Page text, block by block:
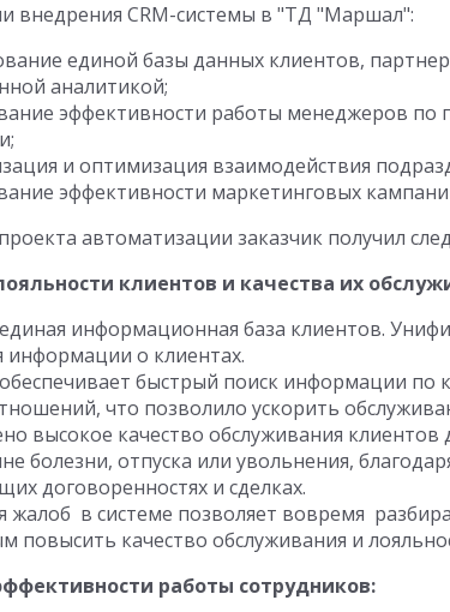
внедрения CRM-системы в "ТД "Маршал":
единой базы данных клиентов,
аналитикой;
эффективности работы менеджеров по
и оптимизация взаимодействия
эффективности маркетинговых
автоматизации заказчик получил
клиентов и качества их
информационная база клиентов.
информации о клиентах.
быстрый поиск информации по
что позволило ускорить
высокое качество обслуживания
болезни, отпуска или увольнения,
договоренностях и сделках.
жалоб в системе позволяет вовремя
повысить качество обслуживания и
работы сотрудников: